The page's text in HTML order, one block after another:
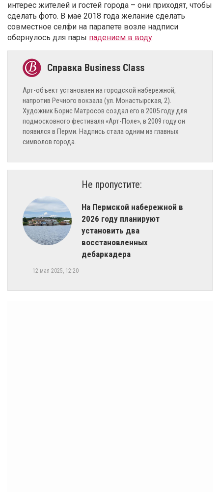
интерес жителей и гостей города – они приходят, чтобы
сделать фото. В мае 2018 года желание сделать
совместное селфи на парапете возле надписи
обернулось для пары падением в воду.
Арт-объект установлен на городской набережной,
напротив Речного вокзала (ул. Монастырская, 2).
Художник Борис Матросов создал его в 2005 году для
подмосковного фестиваля «Арт-Поле», в 2009 году он
появился в Перми. Надпись стала одним из главных
символов города.
Не пропустите:
​На Пермской набережной в
2026 году планируют
установить два
восстановленных
дебаркадера
12 мая 2025, 12:20